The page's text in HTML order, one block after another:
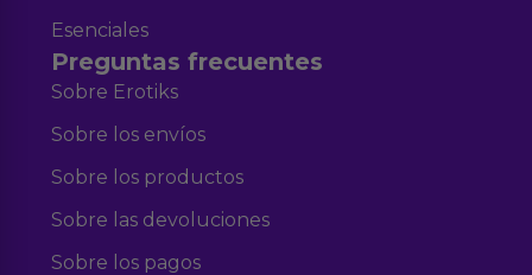
Esenciales
Preguntas frecuentes
Sobre Erotiks
Sobre los envíos
Sobre los productos
Sobre las devoluciones
Sobre los pagos